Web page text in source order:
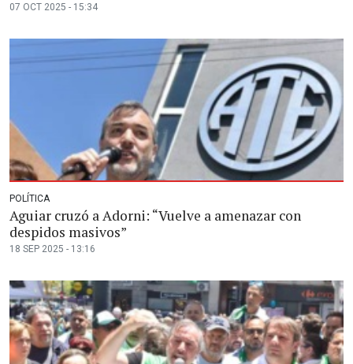
07 OCT 2025 - 15:34
POLÍTICA
Aguiar cruzó a Adorni: “Vuelve a amenazar con
despidos masivos”
18 SEP 2025 - 13:16